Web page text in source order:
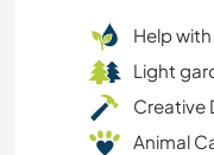
Help
Light
Creative
Animal